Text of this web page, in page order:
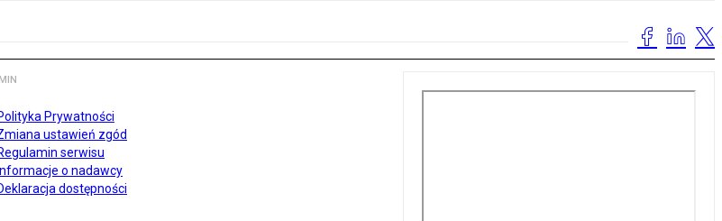
Prywatności
ustawień zgód
serwisu
Informacje o nadawcy
dostępności